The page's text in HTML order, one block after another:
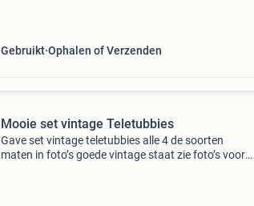
Gebruikt Ophalen of Verzenden
Mooie set vintage Teletubbies
Gave set vintage teletubbies alle 4 de soorten
maten in foto’s goede vintage staat zie foto’s voor